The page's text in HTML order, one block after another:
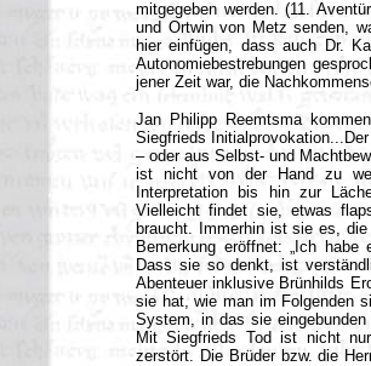
mitgegeben werden. (11.
und Ortwin von Metz senden,
hier einfügen, dass auch Dr.
Autonomiebestrebungen
jener Zeit war, die
Jan Philipp Reemtsma
Siegfrieds
– oder aus Selbst- und
ist nicht von der Hand zu
Interpretation bis hin zur
Vielleicht findet sie, etwas
braucht. Immerhin ist sie es,
Bemerkung eröffnet: „Ich
Dass sie so denkt, ist
Abenteuer inklusive Brünhilds
sie hat, wie man im Folgenden
System, in das sie
Mit Siegfrieds Tod ist nicht
zerstört. Die Brüder bzw. die